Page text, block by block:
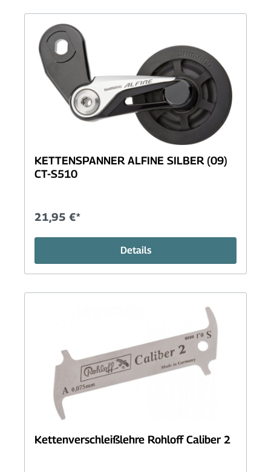
KETTENSPANNER ALFINE SILBER (09)
CT-S510
21,95 €*
Details
Kettenverschleißlehre Rohloff Caliber 2